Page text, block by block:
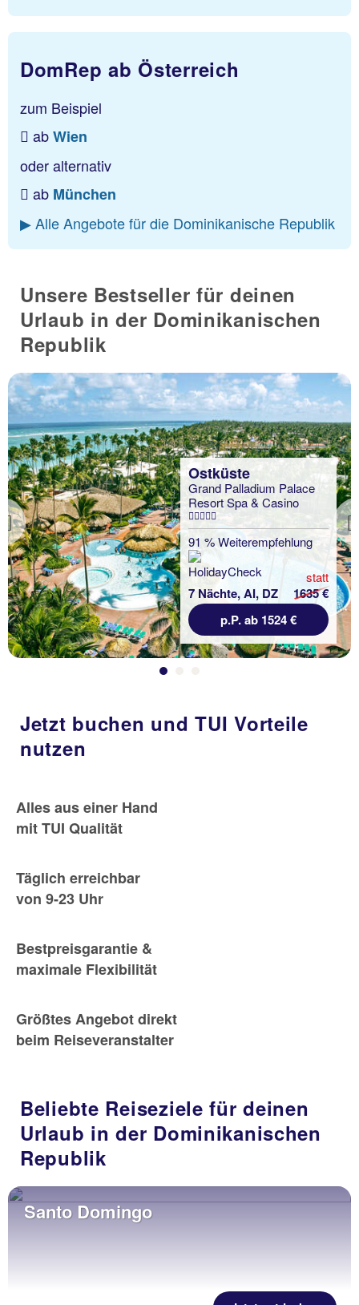
DomRep ab Österreich
zum Beispiel
abWien
oder alternativ
ab München
▶ Alle Angebote für die Dominikanische Republik
Unsere Bestseller für deinen
Urlaub in der Dominikanischen
Republik
Previous
Ostküste
Grand Palladium Palace
Resort Spa & Casino
91 % Weiterempfehlung
7 Nächte, AI, DZ
statt
1635 €
p.P. ab 1524 €
Jetzt buchen und TUI Vorteile
nutzen
Alles aus einer Hand
mit TUI Qualität
Täglich erreichbar
von 9-23 Uhr
Bestpreisgarantie &
maximale Flexibilität
Größtes Angebot direkt
beim Reiseveranstalter
Beliebte Reiseziele für deinen
Urlaub in der Dominikanischen
Republik
Santo Domingo